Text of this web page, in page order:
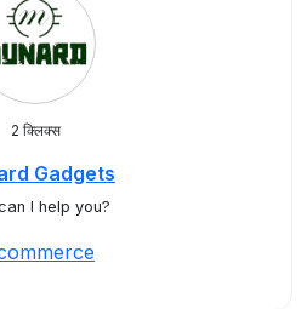
2 क्लिक्स
Gadgets
I help you?